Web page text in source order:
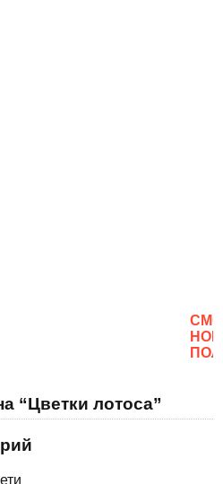
“Цветки лотоса”